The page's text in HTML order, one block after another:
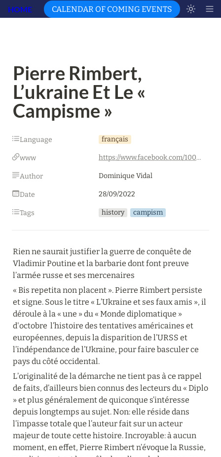
HOME CALENDAR OF COMING EVENTS
Pierre Rimbert,
L’ukraine Et Le «
Campisme »
Language français
www https://www.facebook.com/100003051609284/posts/pfbid027UvWKnB5gX4ULDqKzSyASQYKd6iecPLPwqCjXtnakGH8FbvxmDLZxbQdf5xUHZSDl/?sfnsn=scwspmo
Author Dominique Vidal
Date 28/09/2022
Tags history campism
Rien ne saurait justifier la guerre de conquête de
Vladimir Poutine et la barbarie dont font preuve
l’armée russe et ses mercenaires
« Bis repetita non placent ». Pierre Rimbert persiste
et signe. Sous le titre « L’Ukraine et ses faux amis », il
déroule à la « une » du « Monde diplomatique »
d'octobre  l’histoire des tentatives américaines et
européennes, depuis la disparition de l’URSS et
l’indépendance de l’Ukraine, pour faire basculer ce
pays du côté occidental.
L’originalité de la démarche ne tient pas à ce rappel
de faits, d’ailleurs bien connus des lecteurs du « Diplo
» et plus généralement de quiconque s’intéresse
depuis longtemps au sujet. Non: elle réside dans
l’impasse totale que l’auteur fait sur un acteur
majeur de toute cette histoire. Incroyable: à aucun
moment, en effet, Pierre Rimbert n’évoque la Russie,